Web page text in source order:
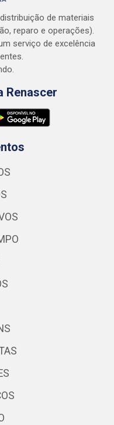
de materiais
reparo e operações).
serviço de excelência
Renascer